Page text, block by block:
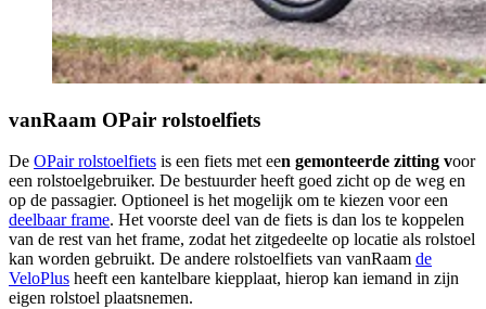
vanRaam OPair rolstoelfiets
De OPair rolstoelfiets is een fiets met een gemonteerde zitting voor
een rolstoelgebruiker. De bestuurder heeft goed zicht op de weg en
op de passagier. Optioneel is het mogelijk om te kiezen voor een
deelbaar frame. Het voorste deel van de fiets is dan los te koppelen
van de rest van het frame, zodat het zitgedeelte op locatie als rolstoel
kan worden gebruikt. De andere rolstoelfiets van vanRaam de
VeloPlus heeft een kantelbare kiepplaat, hierop kan iemand in zijn
eigen rolstoel plaatsnemen.